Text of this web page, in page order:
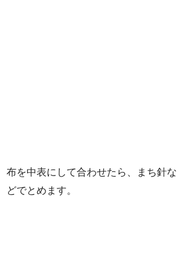
布を中表にして合わせたら、まち針な
どでとめます。